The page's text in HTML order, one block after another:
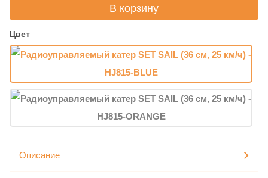
В корзину
Цвет
Описание